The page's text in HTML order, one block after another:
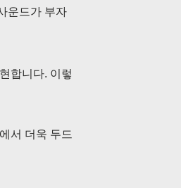
운드가 부자
합니다. 이렇
서 더욱 두드